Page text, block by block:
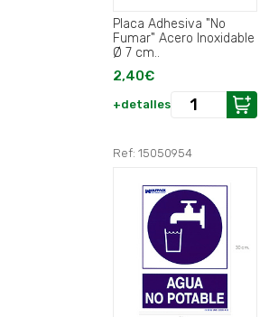
Placa Adhesiva "No
Fumar" Acero Inoxidable
Ø 7 cm..
2,40€
+detalles
Ref: 15050954